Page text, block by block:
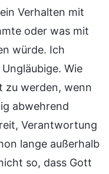
Verhalten mit
oder was mit
würde. Ich
Wie
zu werden, wenn
abwehrend
Verantwortung
lange außerhalb
so, dass Gott